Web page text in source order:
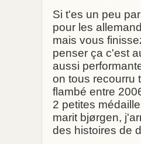
Si t'es un peu
pour les
mais vous
penser ça c'est
aussi
on tous recourru
flambé entre
2 petites
marit bjørgen,
des histoires de